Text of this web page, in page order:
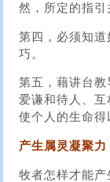
然，所定的指引
第四，必须知
巧。
第五，藉讲台
爱谦和待人、互
使个人的生命得
产生属灵凝聚力
牧者怎样才能